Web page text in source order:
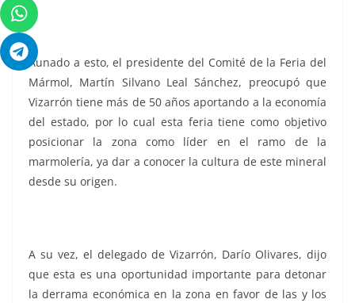
Aunado a esto, el presidente del Comité de la Feria del
Mármol, Martín Silvano Leal Sánchez, preocupó que
Vizarrón tiene más de 50 años aportando a la economía
del estado, por lo cual esta feria tiene como objetivo
posicionar la zona como líder en el ramo de la
marmolería, ya dar a conocer la cultura de este mineral
desde su origen.
A su vez, el delegado de Vizarrón, Darío Olivares, dijo
que esta es una oportunidad importante para detonar
la derrama económica en la zona en favor de las y los